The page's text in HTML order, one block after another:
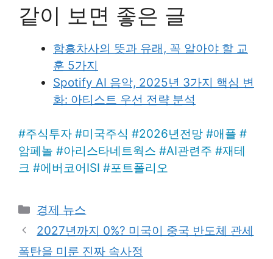
같이 보면 좋은 글
함흥차사의 뜻과 유래, 꼭 알아야 할 교
훈 5가지
Spotify AI 음악, 2025년 3가지 핵심 변
화: 아티스트 우선 전략 분석
#주식투자 #미국주식 #2026년전망 #애플 #
암페놀 #아리스타네트웍스 #AI관련주 #재테
크 #에버코어ISI #포트폴리오
Categories
경제 뉴스
2027년까지 0%? 미국이 중국 반도체 관세
폭탄을 미룬 진짜 속사정